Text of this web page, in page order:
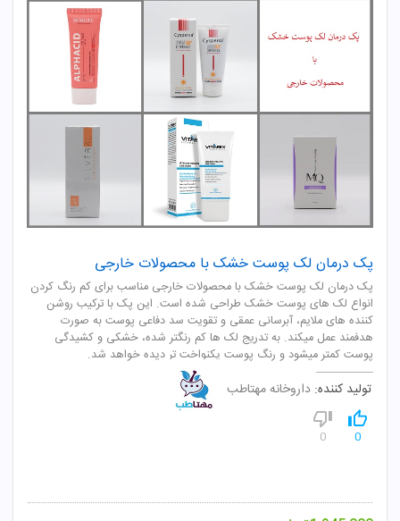
پک درمان لک پوست خشک با محصولات خارجی
پک درمان لک پوست خشک با محصولات خارجی مناسب برای کم رنگ کردن
انواع لک های پوست خشک طراحی شده است. این پک با ترکیب روشن
کننده های ملایم، آبرسانی عمقی و تقویت سد دفاعی پوست به صورت
هدفمند عمل میکند. به تدریج لک ها کم رنگتر شده، خشکی و کشیدگی
پوست کمتر میشود و رنگ پوست یکنواخت تر دیده خواهد شد.
تولید کننده: داروخانه مهتاطب
0
0